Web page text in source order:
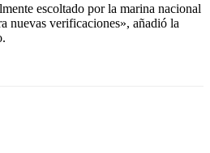
escoltado por la marina nacional
nuevas verificaciones», añadió la